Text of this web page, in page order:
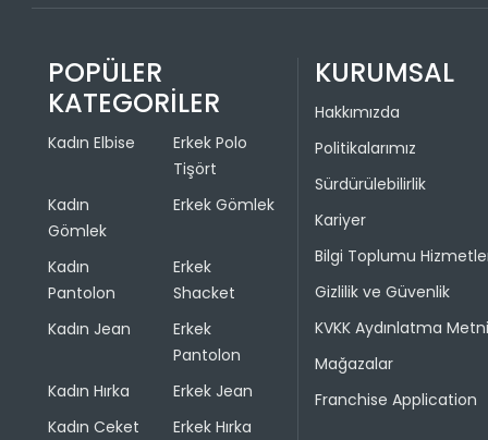
POPÜLER
KATEGORİLER
Kadın Elbise
Kadın
Gömlek
Kadın
Pantolon
Kadın Jean
Kadın Hırka
Kadın Ceket
Erkek Polo
Tişört
Erkek Gömlek
Erkek
Shacket
Erkek
Pantolon
Erkek Jean
Erkek Hırka
KURUMSAL
Hakkımızda
Politikalarımız
Sürdürülebilirlik
Kariyer
Bilgi Toplumu
Gizlilik ve Güvenlik
KVKK Aydınlatma Metni
Mağazalar
Franchise Application